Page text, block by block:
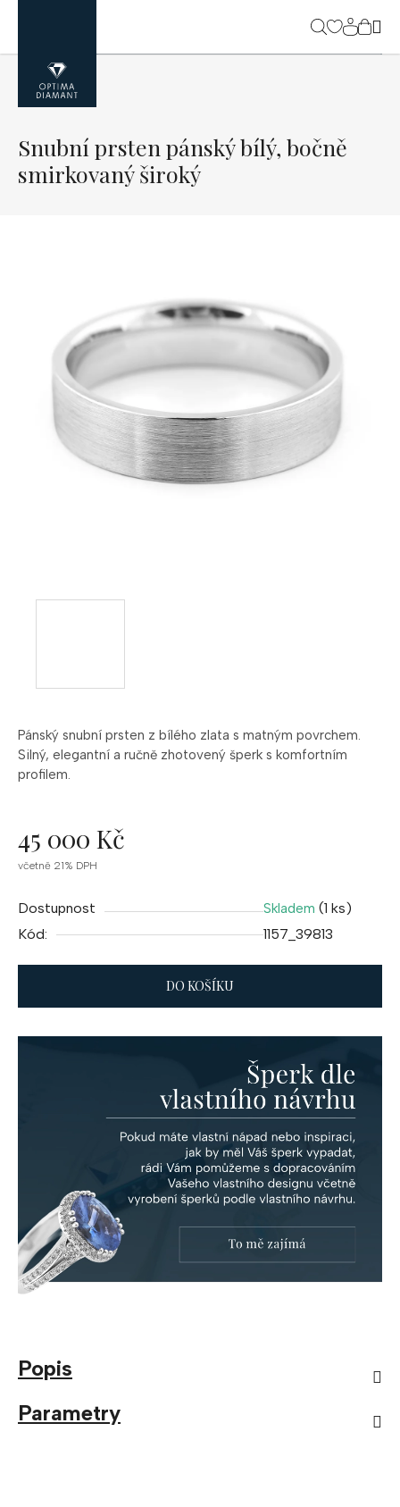
obsah
Pánský snubní prsten z bílého zlata s matným povrchem.
Silný, elegantní a ručně zhotovený šperk s komfortním
profilem.
45 000 Kč
Měrná
včetně 21% DPH
Dostupnost Skladem (1 ks)
Kód:
1157_39813
DO KOŠÍKU
Snubní prsten pánský bílý, bočně
smirkovaný široký
Popis
Parametry